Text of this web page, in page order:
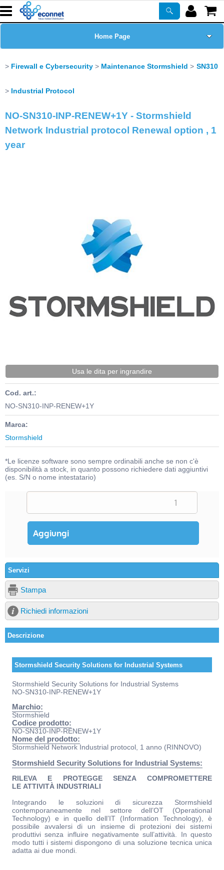
Home Page
Corsi
PROMO ATTIVE
Firewall e Cybersecurity Maintenance Stormshield SN310
Industrial Protocol
NO-SN310-INP-RENEW+1Y - Stormshield
Network Industrial protocol Renewal option , 1
year
Usa le dita per ingrandire
Cod. art.:
NO-SN310-INP-RENEW+1Y
Marca:
Stormshield
*Le licenze software sono sempre ordinabili anche se non c'è
disponibilità a stock, in quanto possono richiedere dati aggiuntivi
(es. S/N o nome intestatario)
Servizi
Stampa
Richiedi informazioni
Descrizione
Stormshield Security Solutions for Industrial Systems
Stormshield Security Solutions for Industrial Systems
NO-SN310-INP-RENEW+1Y
Marchio:
Stormshield
Codice prodotto:
NO-SN310-INP-RENEW+1Y
Nome del prodotto:
Stormshield Network Industrial protocol, 1 anno (RINNOVO)
Stormshield Security Solutions for Industrial Systems:
RILEVA E PROTEGGE SENZA COMPROMETTERE
LE ATTIVITÀ INDUSTRIALI
Integrando le soluzioni di sicurezza Stormshield
contemporaneamente nel settore dell’OT (Operational
Technology) e in quello dell’IT (Information Technology), è
possibile avvalersi di un insieme di protezioni dei sistemi
produttivi senza influire negativamente sull’attività. In questo
modo tutti i sistemi dispongono di una soluzione tecnica unica
adatta ai due mondi.